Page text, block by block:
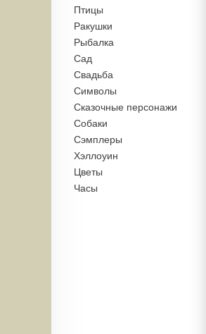
Птицы
Ракушки
Рыбалка
Сад
Свадьба
Символы
Сказочные персонажи
Собаки
Сэмплеры
Хэллоуин
Цветы
Часы